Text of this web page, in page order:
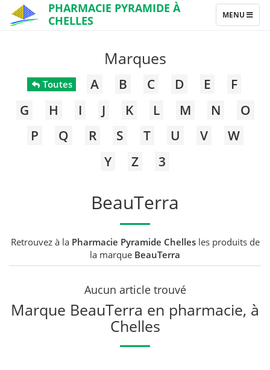
PHARMACIE PYRAMIDE À
CHELLES
TOGGLE
NAVIGATION
MENU
Marques
Toutes A B C D E
F
G
H I J K L M N
O
P
Q R S T U V
W
Y
Z 3
BeauTerra
Retrouvez à la Pharmacie Pyramide Chellesles produits de
la marque BeauTerra
Aucun article trouvé
Marque BeauTerra en pharmacie, à
Chelles